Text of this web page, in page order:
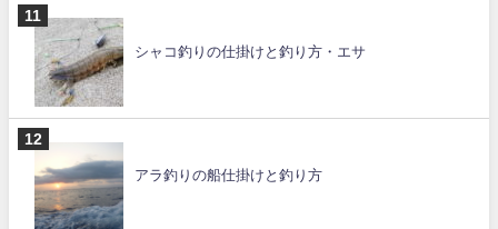
シャコ釣りの仕掛けと釣り方・エサ
アラ釣りの船仕掛けと釣り方